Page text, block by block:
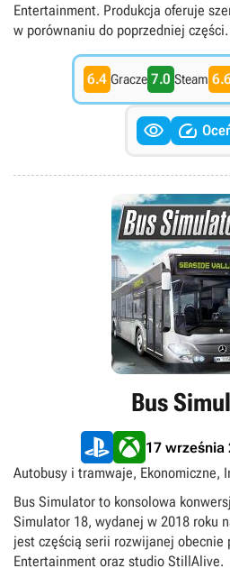
Entertainment. Produkcja oferuje
w porównaniu do poprzedniej części.
6.4 Gracze 7.0 Steam
 
Bus
17 września
Autobusy i tramwaje, Ekonomiczne,
Samochodowe, Singleplayer,
Bus Simulator to konsolowa
Simulator 18, wydanej w 2018 roku
jest częścią serii rozwijanej obecnie
Entertainment oraz studio StillAlive.